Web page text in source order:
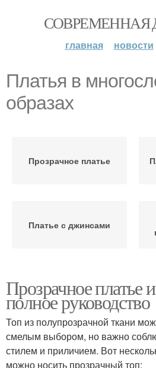
СОВРЕМЕННАЯ
главная новости
Платья в
образах
Прозрачное платье
Платье с джинсами
Прозрачные платья
Скромность в образе
Прозрачное платье
полное руководство
Топ из полупрозрачной ткани
смелым выбором, но важно
стилем и приличием. Вот
можно носить прозрачный топ: